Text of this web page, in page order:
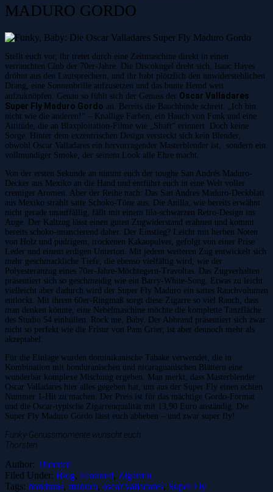
MADURO GORDO
Stellt euch vor, ihr tretet durch eine Zeitmaschine direkt in einen
verrauchten Club der 70er-Jahre. Die Discokugel dreht sich, Isaac Hayes
dröhnt aus den Lautsprechern, und ihr habt plötzlich den unwiderstehlichen
Drang, eine Sonnenbrille aufzusetzen und das bunte Hemd weit
aufzuknöpfen. Genau so fühlt sich der Genuss der Oscar Valladares
Super Fly Maduro Gordo an. Bereits die Bauchbinde schreit: „Ich bin
nicht wie die anderen!“ – Knallige Farben, ein Hauch von Funk und eine
Attitüde, die an Blaxploitation-Filme wie „Shaft“ erinnert. Doch keine
Sorge: Hinter dem exzentrischen Design versteckt sich kein Blender,
obwohl Oscar Valladares ein hervorragender Masterblender ist, sondern ein
vollmundiger Smoke, der seinem Look alle Ehre macht.
Von der ersten Sekunde an nimmt euch der toughe San Andrés Maduro-
Decker aus Mexiko an die Hand und entführt euch in eine Welt voller
cremiger Aromen. Aber der Reihe nach: Das San Andres Maduro-Deckblatt
aus Mexiko strahlt satte Schoko-Töne aus. Die Anilla, wie bereits erwähnt
nicht gerade unauffällig, fällt mit einem lila-schwarzen Retro-Design ins
Auge. Der Kaltzug lässt einen guten Zugwiderstand erahnen und kommt
bereits schoko-nuancierend daher. Der Einstieg? Leicht mit herben Noten
von Holz und pudrigem, trockenen Kakaopulver, gefolgt von einer Prise
Leder und einem erdigen Unterton. Mit jedem weiteren Zug entwickelt sich
mehr geschmackliche Tiefe, die ebenso vielfältig wird, wie der
Polyesteranzug eines 70er-Jahre-Möchtegern-Travoltas. Das Zugverhalten
präsentiert sich so geschmeidig wie ein Barry-White-Song. Etwas zu leicht
vielleicht aber dadurch wird der Super Fly Maduro ein sattes Rauchvolumen
entlockt. Mit ihrem 60er-Ringmaß sorgt diese Zigarre so viel Rauch, dass
man denken könnte, eine Nebelmaschine möchte die komplette Tanzfläche
des Studio 54 einhüllen. Rock me, Baby. Der Abbrand präsentiert sich zwar
nicht so perfekt wie die Frisur von Pam Grier, ist aber dennoch mehr als
akzeptabel.
Für die Einlage wurden dominikanische Tabake verwendet, die in
Kombination mit honduranischen und nicaraguanischen Blättern eine
wunderbar komplexe Mischung ergeben. Man merkt, dass Masterblender
Oscar Valladares hier alles gegeben hat, um aus der Super Fly einen echten
Nummer 1-Hit zu machen. Der Preis ist für das mächtige Gordo-Format
und die Oscar-typische Zigarrenqualität mit 13,90 Euro anständig. Die
Super Fly Maduro Gordo lässt euch abheben – und zwar super fly!
Funky-Genussmomente wünscht euch
Thorsten
Author: Thorsten
Filed Under: Blog, Featured, Zigarren
Tags: honduras, maduro, oscar valladares, Super Fly